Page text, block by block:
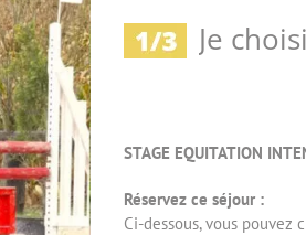
Je
STAGE EQUITATION
Réservez ce séjour :
Ci-dessous, vous pouvez